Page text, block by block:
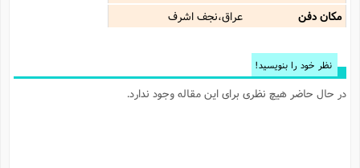
مکان دفن
عراق،نجف اشرف
نظر خود را بنویسید!
در حال حاضر هیچ نظری برای این مقاله وجود ندارد.